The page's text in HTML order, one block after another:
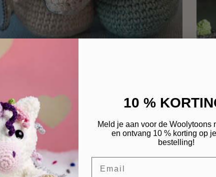
Toevoegen aan winkelwagen
Patroon Kerststal Jozef, Maria en baby Jezus
$6.00
10 %
Meld je aan voor de Woolytoons
en ontvang 10 % korting op
bestelling!